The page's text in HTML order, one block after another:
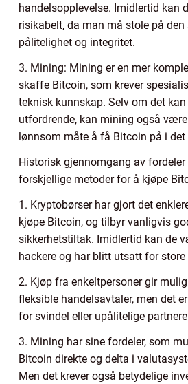
handelsopplevelse. Imidlertid kan
risikabelt, da man må stole på den
pålitelighet og integritet.
3. Mining: Mining er en mer
skaffe Bitcoin, som krever
teknisk kunnskap. Selv om det
utfordrende, kan mining også
lønnsom måte å få Bitcoin på i det
Historisk gjennomgang av fordeler
forskjellige metoder for å kjøpe
1. Kryptobørser har gjort det
kjøpe Bitcoin, og tilbyr vanligvis
sikkerhetstiltak. Imidlertid kan de
hackere og har blitt utsatt for store
2. Kjøp fra enkeltpersoner gir
fleksible handelsavtaler, men det
for svindel eller upålitelige
3. Mining har sine fordeler, som
Bitcoin direkte og delta i
Men det krever også betydelige